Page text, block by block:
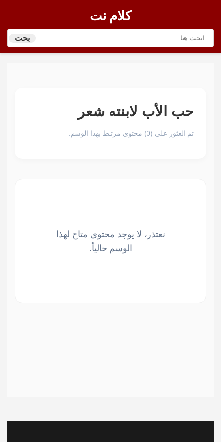
كلام نت
بحث
حب الأب لابنته شعر
تم العثور على (0) محتوى مرتبط بهذا الوسم.
نعتذر، لا يوجد محتوى متاح لهذا
الوسم حالياً.